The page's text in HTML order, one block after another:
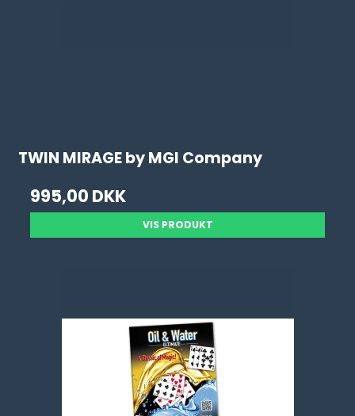
TWIN MIRAGE by MGI Company
995,00 DKK
VIS PRODUKT